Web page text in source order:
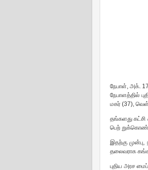
நேபாள், அக்.
நேபாளத்தில்
மகர் (37),
தங்களது கட்சி
பெற்
இதற்கு
தலைவராக
புதிய அரச